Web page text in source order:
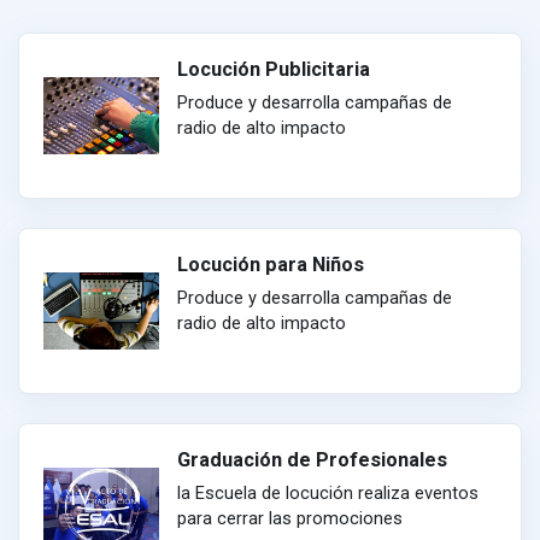
Locución Publicitaria
Produce y desarrolla campañas de
radio de alto impacto
Locución para Niños
Produce y desarrolla campañas de
radio de alto impacto
Graduación de Profesionales
la Escuela de locución realiza eventos
para cerrar las promociones